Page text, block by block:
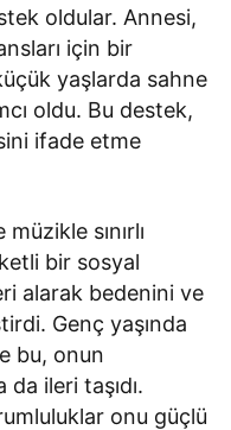
oldular. Annesi,
için bir
yaşlarda sahne
oldu. Bu destek,
ifade etme
sınırlı
bir sosyal
alarak bedenini ve
Genç yaşında
bu, onun
ileri taşıdı.
onu güçlü